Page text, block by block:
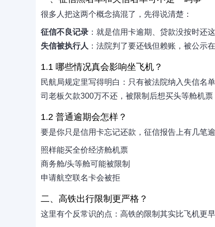
很多人把这两个概念搞混了，先得说清楚：
征信不良记录 ：就是信用卡逾期、贷款没按时还
失信被执行人 ：法院判了要还钱但赖账，被公示
1.1 哪些情况真会影响坐飞机？
民航局规定里写得明白：只有被法院纳入失信名
司老板欠款300万不还，被限制后想买头等舱机票
1.2 普通逾期会怎样？
要是你只是信用卡忘记还款，征信报告上有几笔逾
照样能买全价经济舱机票
商务舱/头等舱可能被限制
申请航空联名卡会被拒
二、高铁出行限制更严格？
这里有个反常识的点：高铁的限制其实比飞机更